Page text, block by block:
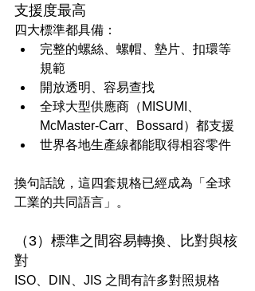
支援度最高
四大標準都具備：
完整的螺絲、螺帽、墊片、扣環等
規範
開放透明、容易查找
全球大型供應商（MISUMI、
McMaster-Carr、Bossard）都支援
世界各地生產線都能取得相容零件
換句話說，這四套規格已經成為「全球
工業的共同語言」。
（3）標準之間容易轉換、比對與核
對
ISO、DIN、JIS 之間有許多對照規格